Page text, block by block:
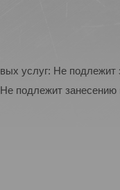
услуг: Не подлежит
подлежит